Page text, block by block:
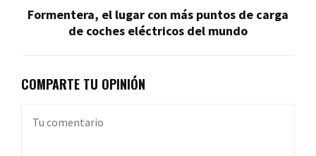
Formentera, el lugar con más puntos de carga
de coches eléctricos del mundo
COMPARTE TU OPINIÓN